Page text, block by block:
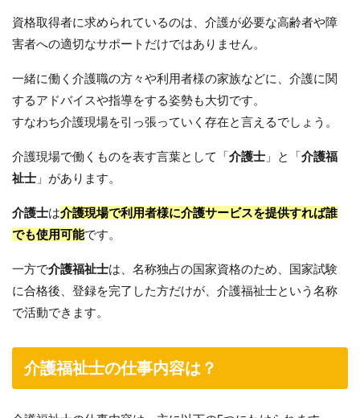
資格取得者に求められているのは、介護が必要な高齢者や障
害者への適切なサポートだけではありません。
一緒に働く介護職の方々や利用者様の家族などに、介護に関
するアドバイスや指導をする姿勢も大切です。
すなわち介護現場を引っ張っていく存在と言えるでしょう。
介護現場で働くものを表す言葉として「 介護士 」と「 介護福
祉士 」があります。
介護士は介護現場で利用者様に介護サービスを提供すれば誰
でも使用可能です。
一方で介護福祉士は、名称独占の国家資格のため、国家試験
に合格後、登録を完了した方だけが、介護福祉士という名称
で活動できます。
介護福祉士の仕事内容は？